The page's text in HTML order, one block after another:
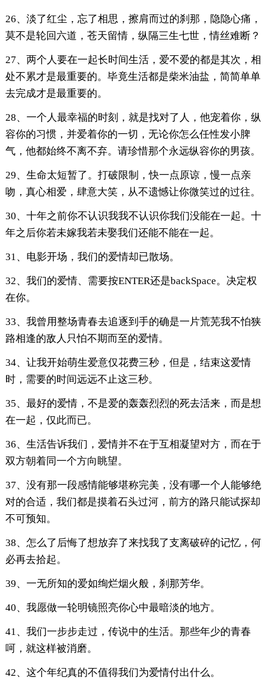
26、淡了红尘，忘了相思，擦肩而过的刹那，隐隐心痛，
莫不是轮回六道，苍天留情，纵隔三生七世，情丝难断？
27、两个人要在一起长时间生活，爱不爱的都是其次，相
处不累才是最重要的。毕竟生活都是柴米油盐，简简单单
去完成才是最重要的。
28、一个人最幸福的时刻，就是找对了人，他宠着你，纵
容你的习惯，并爱着你的一切，无论你怎么任性发小脾
气，他都始终不离不弃。请珍惜那个永远纵容你的男孩。
29、生命太短暂了。打破限制，快一点原谅，慢一点亲
吻，真心相爱，肆意大笑，从不遗憾让你微笑过的过往。
30、十年之前你不认识我我不认识你我们没能在一起。十
年之后你若未嫁我若未娶我们还能不能在一起。
31、电影开场，我们的爱情却已散场。
32、我们的爱情、需要按ENTER还是backSpace。决定权
在你。
33、我曾用整场青春去追逐到手的确是一片荒芜我不怕狭
路相逢的敌人只怕不期而至的爱情。
34、让我开始萌生爱意仅花费三秒，但是，结束这爱情
时，需要的时间远远不止这三秒。
35、最好的爱情，不是爱的轰轰烈烈的死去活来，而是想
在一起，仅此而已。
36、生活告诉我们，爱情并不在于互相凝望对方，而在于
双方朝着同一个方向眺望。
37、没有那一段感情能够堪称完美，没有哪一个人能够绝
对的合适，我们都是摸着石头过河，前方的路只能试探却
不可预知。
38、怎么了后悔了想放弃了来找我了支离破碎的记忆，何
必再去拾起。
39、一无所知的爱如绚烂烟火般，刹那芳华。
40、我愿做一轮明镜照亮你心中最暗淡的地方。
41、我们一步步走过，传说中的生活。那些年少的青春
呵，就这样被消磨。
42、这个年纪真的不值得我们为爱情付出什么。